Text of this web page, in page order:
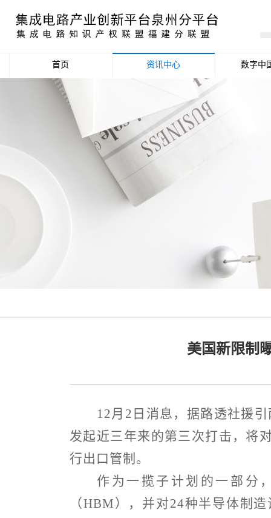
首页 资讯中心
政策信息
活动公告
数据统计分析
数字中
美国新限制
12月 2 日消息，据路透社援
发起近三年来的第三次打击，将
行出口管制。
作为一揽子计划的一部分
（HBM ），并对24种半导体制造